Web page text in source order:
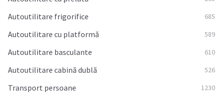
Autoutilitare frigorifice 685
Autoutilitare cu platformă 589
Autoutilitare basculante 610
Autoutilitare cabină dublă 526
Transport persoane 1230